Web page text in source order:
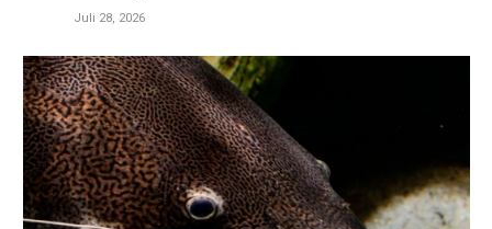
Juli 28, 2026